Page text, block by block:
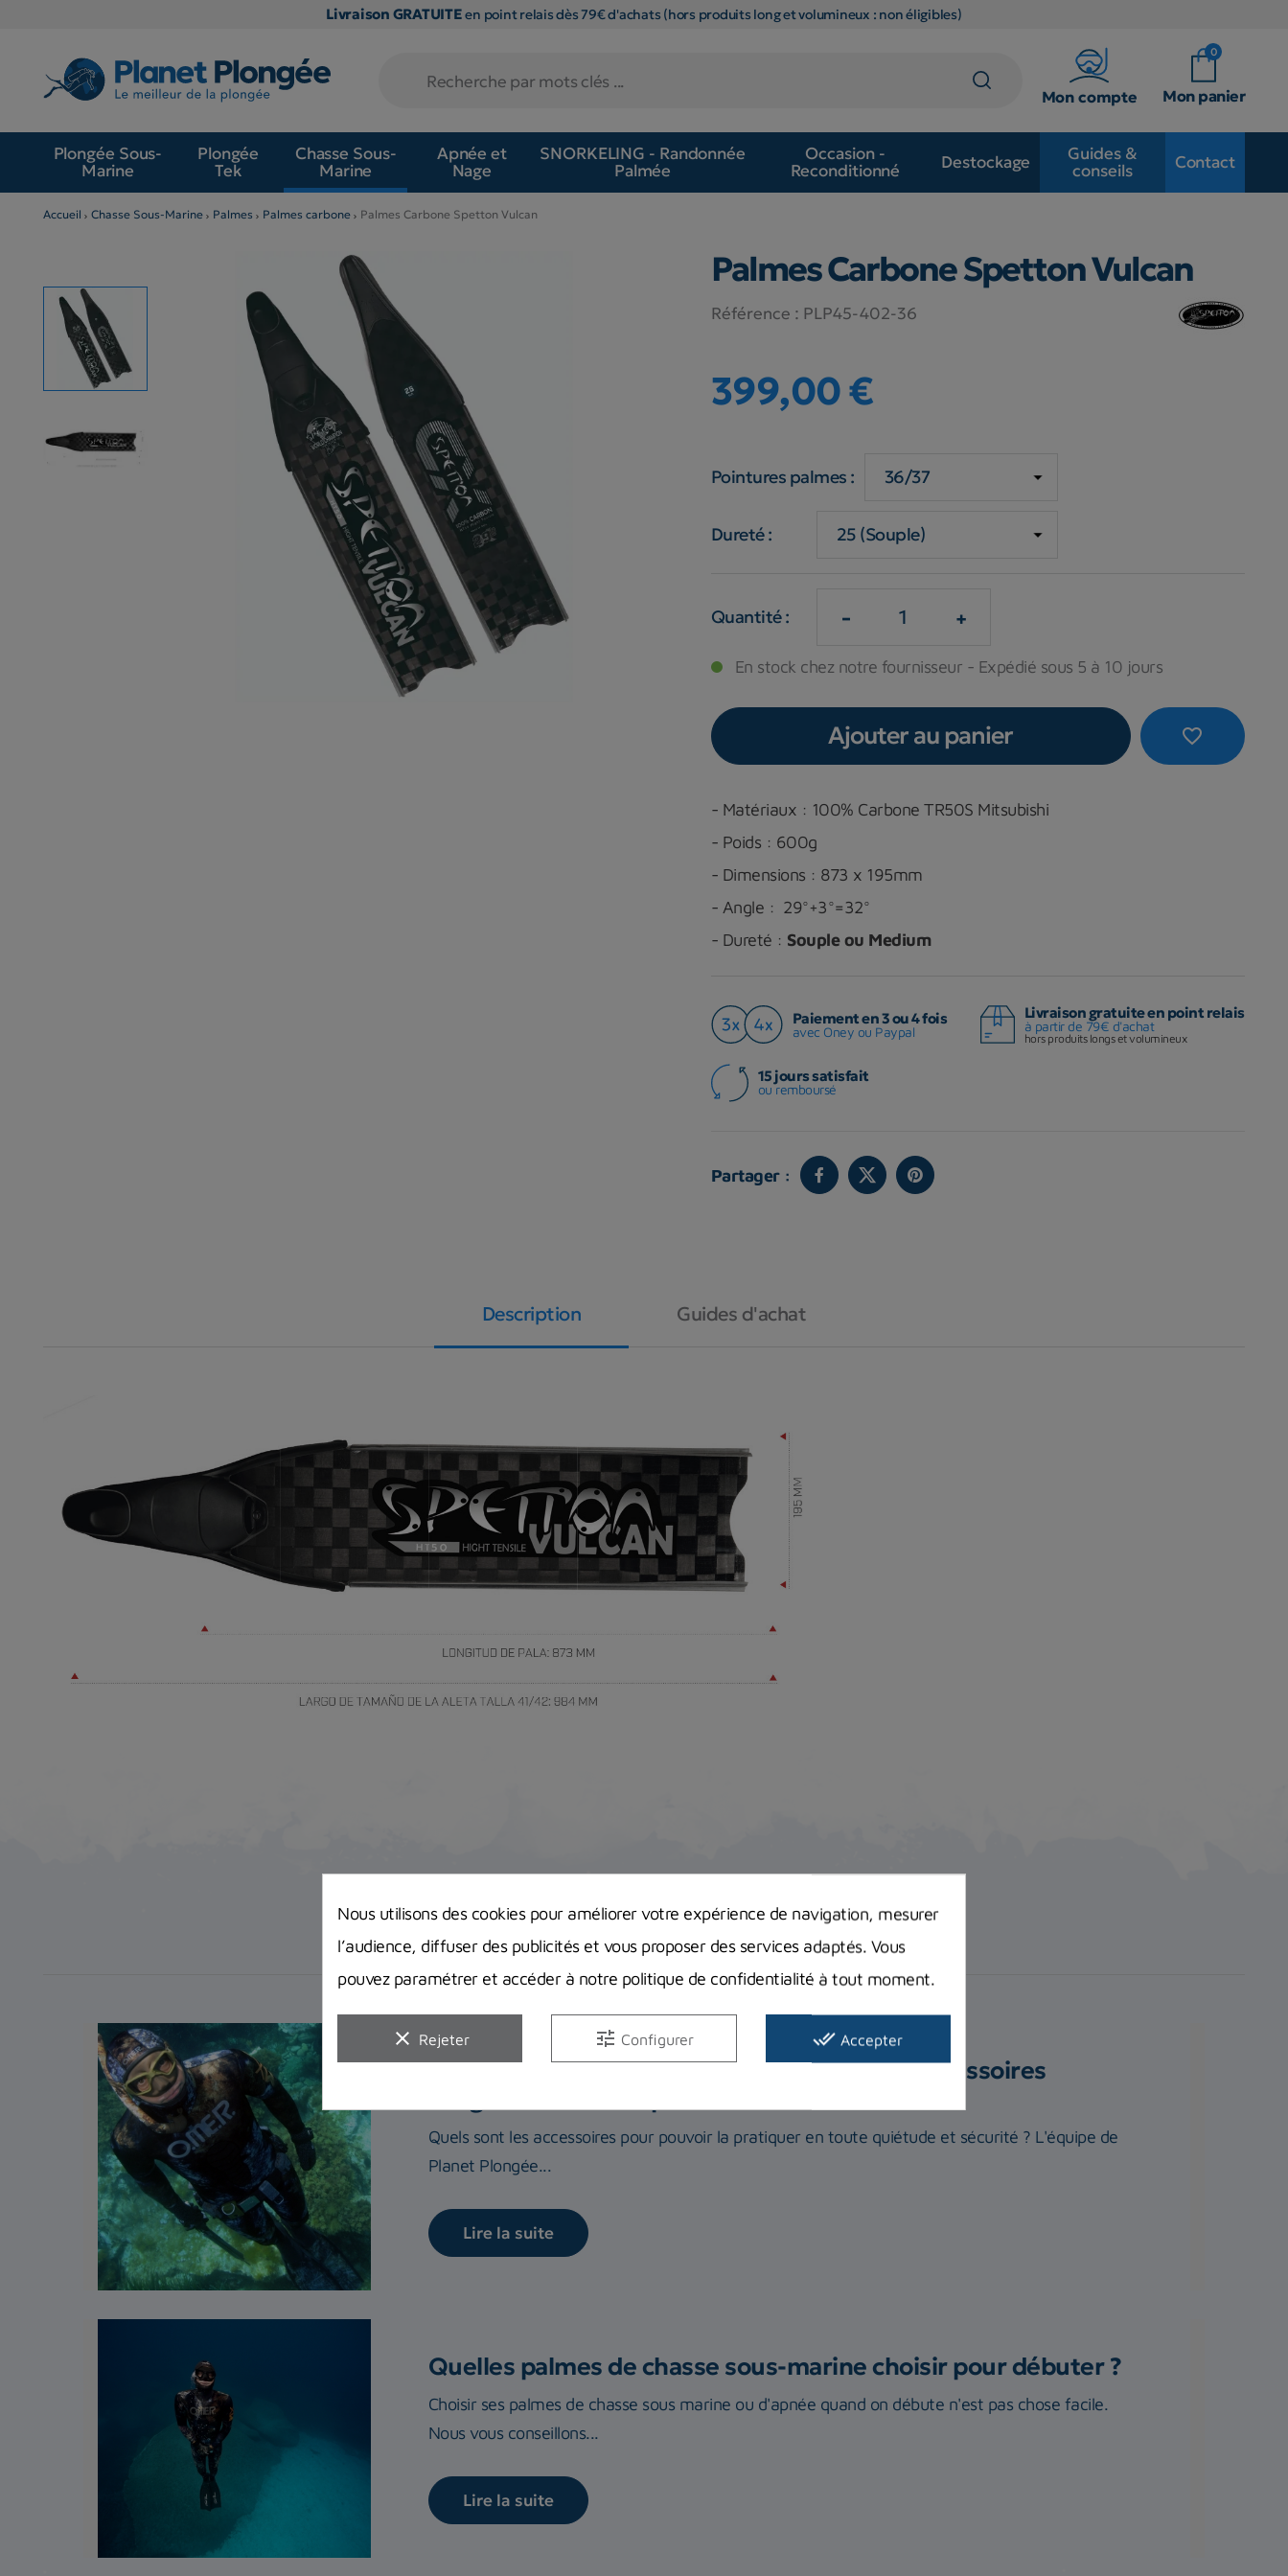
Livraison GRATUITEen point relais dès 79€ d'achats (hors produits long et volumineux : non éligibles)
Mon compte
0
Mon panier
Plongée Sous-
Marine
Plongée
Tek
Chasse Sous-
Marine
Apnée et
Nage
SNORKELING - Randonnée
Palmée
Occasion -
Reconditionné
Destockage
Guides &
conseils
Contact
Accueil Chasse Sous-Marine Palmes Palmes carbone Palmes Carbone Spetton Vulcan
Palmes Carbone Spetton Vulcan
Référence : PLP45-402-36
399,00 €
Pointures palmes :
Dureté :
Quantité : - +
En stock chez notre fournisseur - Expédié sous 5 à 10 jours
favorite_border
Ajouter au panier
- Matériaux : 100% Carbone TR50S Mitsubishi
- Poids : 600g
- Dimensions : 873 x 195mm
- Angle : 29°+3°=32°
- Dureté : Souple ou Medium
Paiement en 3 ou 4 fois
avec Oney ou Paypal
Livraison gratuite en point relais
à partir de 79€ d'achat
hors produits longs et volumineux
15 jours satisfait
ou remboursé
Partager :
Description Guides d'achat
Description Guides d'achat
Bien débuter la chasse sous-marine : quels accessoires
Quels sont les accessoires pour pouvoir la pratiquer en toute quiétude et sécurité ? L'équipe de
Planet Plongée...
Lire la suite
Quelles palmes de chasse sous-marine choisir pour débuter ?
Choisir ses palmes de chasse sous marine ou d'apnée quand on débute n'est pas chose facile.
Nous vous conseillons...
Lire la suite
Nous utilisons des cookies pour améliorer votre expérience de navigation, mesurer
l’audience, diffuser des publicités et vous proposer des services adaptés. Vous
pouvez paramétrer et accéder à notre politique de confidentialité à tout moment.
clear Rejeter tune Configurer done_all Accepter